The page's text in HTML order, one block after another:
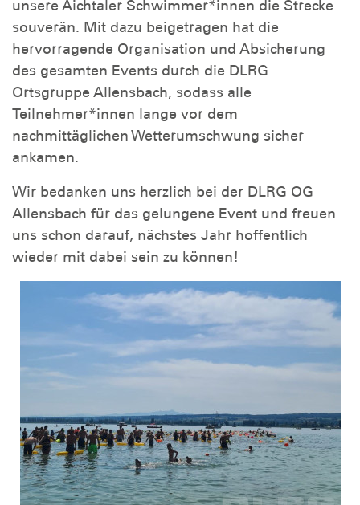
unsere Aichtaler Schwimmer*innen die Strecke
souverän. Mit dazu beigetragen hat die
hervorragende Organisation und Absicherung
des gesamten Events durch die DLRG
Ortsgruppe Allensbach, sodass alle
Teilnehmer*innen lange vor dem
nachmittäglichen Wetterumschwung sicher
ankamen.
Wir bedanken uns herzlich bei der DLRG OG
Allensbach für das gelungene Event und freuen
uns schon darauf, nächstes Jahr hoffentlich
wieder mit dabei sein zu können!